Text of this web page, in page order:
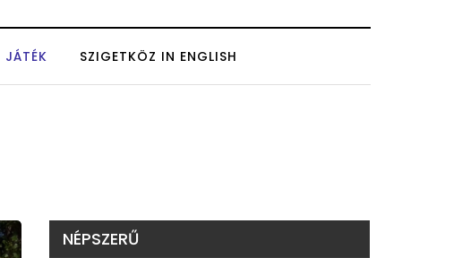
JÁTÉK SZIGETKÖZ IN ENGLISH
NÉPSZERŰ